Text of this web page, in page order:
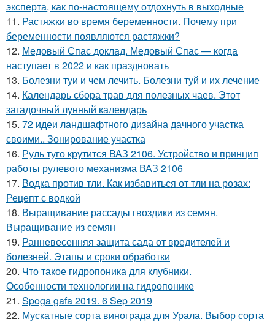
эксперта, как по-настоящему отдохнуть в выходные
11. Растяжки во время беременности. Почему при
беременности появляются растяжки?
12. Медовый Спас доклад. Медовый Спас — когда
наступает в 2022 и как праздновать
13. Болезни туи и чем лечить. Болезни туй и их лечение
14. Календарь сбора трав для полезных чаев. Этот
загадочный лунный календарь
15. 72 идеи ландшафтного дизайна дачного участка
своими.. Зонирование участка
16. Руль туго крутится ВАЗ 2106. Устройство и принцип
работы рулевого механизма ВАЗ 2106
17. Водка против тли. Как избавиться от тли на розах:
Рецепт с водкой
18. Выращивание рассады гвоздики из семян.
Выращивание из семян
19. Ранневесенняя защита сада от вредителей и
болезней. Этапы и сроки обработки
20. Что такое гидропоника для клубники.
Особенности технологии на гидропонике
21. Spoga gafa 2019. 6 Sep 2019
22. Мускатные сорта винограда для Урала. Выбор сорта